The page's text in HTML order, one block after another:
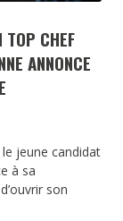
CHEF
ANNONCE
le jeune candidat
à sa
son